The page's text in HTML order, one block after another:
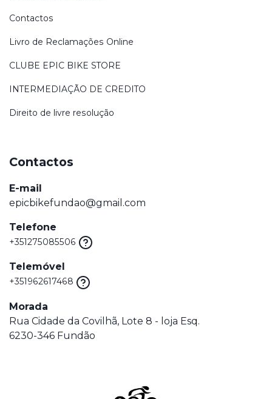
Contactos
Livro de Reclamações Online
CLUBE EPIC BIKE STORE
INTERMEDIAÇÃO DE CREDITO
Direito de livre resolução
Contactos
E-mail
epicbikefundao@gmail.com
Telefone
+351275085506
Telemóvel
+351962617468
Morada
Rua Cidade da Covilhã, Lote 8 - loja Esq.
6230-346 Fundão